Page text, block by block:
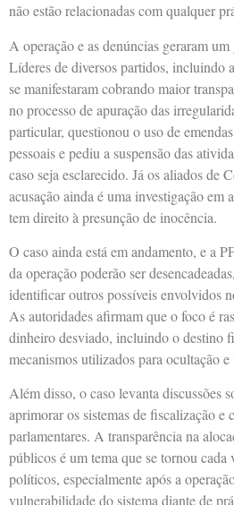
não estão relacionadas com qualquer
A operação e as denúncias geraram
Líderes de diversos partidos, incluindo
se manifestaram cobrando maior
no processo de apuração das
particular, questionou o uso de
pessoais e pediu a suspensão das
caso seja esclarecido. Já os aliados de
acusação ainda é uma investigação em
tem direito à presunção de inocência.
O caso ainda está em andamento, e a
da operação poderão ser
identificar outros possíveis envolvidos
As autoridades afirmam que o foco é
dinheiro desviado, incluindo o destino
mecanismos utilizados para ocultação
Além disso, o caso levanta discussões
aprimorar os sistemas de fiscalização e
parlamentares. A transparência na
públicos é um tema que se tornou cada
políticos, especialmente após a
vulnerabilidade do sistema diante de